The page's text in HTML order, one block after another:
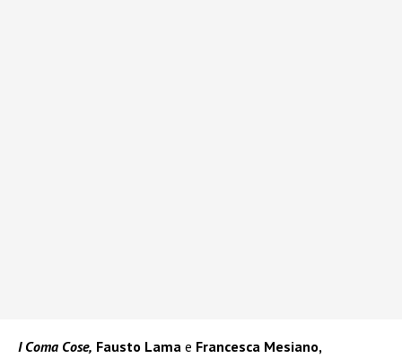
I Coma Cose, Fausto Lama e Francesca Mesiano,